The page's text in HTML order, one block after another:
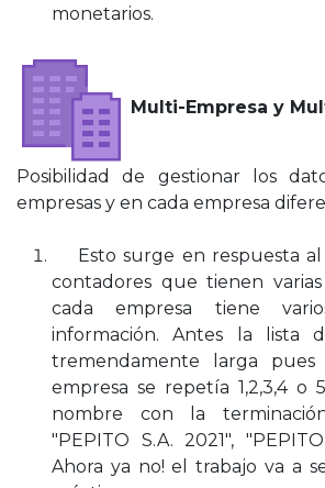
monetarios.
Multi-Empresa y
Posibilidad de gestionar los
empresas y en cada empresa
Esto surge en respuesta al
contadores que tienen
cada empresa tiene
información. Antes la lista
tremendamente larga
empresa se repetía 1,2,3,4 o
nombre con la
"PEPITO S.A. 2021",
Ahora ya no! el trabajo va a